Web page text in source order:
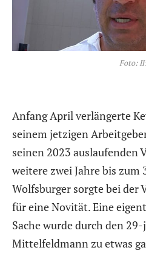
Foto:
Anfang April verlängerte
seinem jetzigen
seinen 2023 auslaufenden
weitere zwei Jahre bis zum
Wolfsburger sorgte bei der
für eine Novität. Eine
Sache wurde durch den
Mittelfeldmann zu etwas